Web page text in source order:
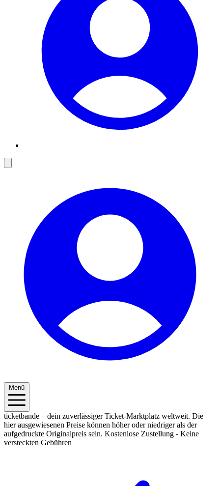
Menü
ticketbande – dein zuverlässiger Ticket-Marktplatz weltweit. Die
hier ausgewiesenen Preise können höher oder niedriger als der
aufgedruckte Originalpreis sein. Kostenlose Zustellung - Keine
versteckten Gebühren